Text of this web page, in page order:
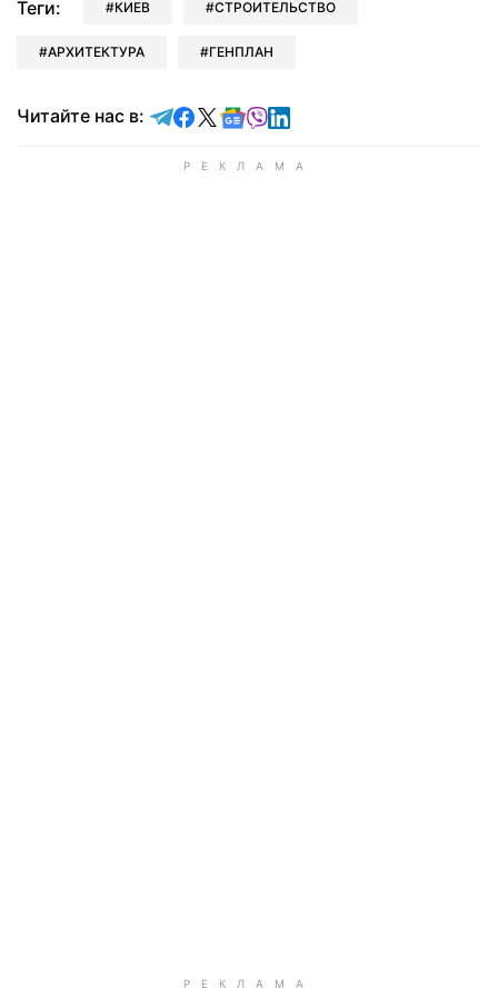
Теги: КИЕВ СТРОИТЕЛЬСТВО
АРХИТЕКТУРА ГЕНПЛАН
Читайте нас в: Читайте в Telegram
Читайте в Facebook
Читайте в X
Читайте в Google news
Читайте в Viber
Читайте в LinkedIn